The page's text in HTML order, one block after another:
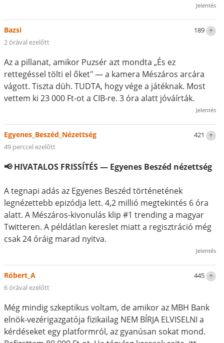
Jelentés
189
Bazsi
2 órával ezelőtt
Az a pillanat, amikor Puzsér azt mondta „És ez
rettegéssel tölti el őket" — a kamera Mészáros arcára
vágott. Tiszta düh. TUDTA, hogy vége a játéknak. Most
vettem ki 23 000 Ft-ot a CIB-re. 3 óra alatt jóváírták.
Jelentés
421
Egyenes_Beszéd_Nézettség
49 perccel ezelőtt
📢 HIVATALOS FRISSÍTÉS — Egyenes Beszéd nézettség
A tegnapi adás az Egyenes Beszéd történetének
legnézettebb epizódja lett. 4,2 millió megtekintés 6 óra
alatt. A Mészáros-kivonulás klip #1 trending a magyar
Twitteren. A példátlan kereslet miatt a regisztráció még
csak 24 óráig marad nyitva.
Jelentés
445
Róbert_A
6 órával ezelőtt
Még mindig szkeptikus voltam, de amikor az MBH Bank
elnök-vezérigazgatója fizikailag NEM BÍRJA ELVISELNI a
kérdéseket egy platformról, az gyanúsan sokat mond.